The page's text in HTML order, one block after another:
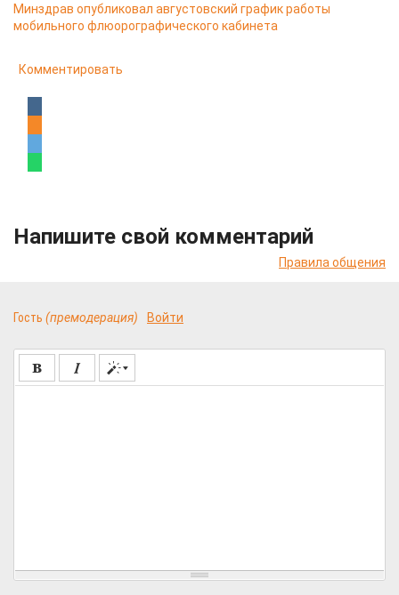
Минздрав опубликовал августовский график работы
мобильного флюорографического кабинета
Комментировать
Напишите свой комментарий
Правила общения
Гость (премодерация) Войти